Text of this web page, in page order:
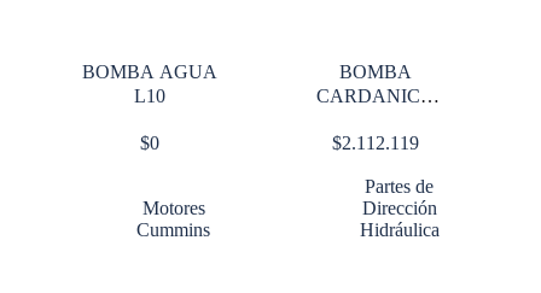
BOMBA AGUA
L10
$0
Motores
Cummins
BOMBA
CARDANICA
$2.112.119
Partes de
Dirección
Hidráulica